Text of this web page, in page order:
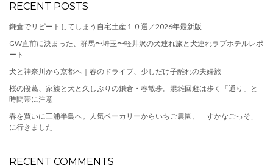
RECENT POSTS
鎌倉でリピートしてしまう自宅土産１０選／2026年最新版
GW直前に決まった、群馬〜埼玉〜軽井沢の犬連れ旅と犬連れラブホテルレポ
ート
犬と神奈川から京都へ｜春のドライブ、少しだけ子離れの夫婦旅
桜の段葛、家族と犬と久しぶりの鎌倉・春散歩。混雑回避は歩く「通り」と
時間帯に注意
春を買いに三浦半島へ。人気ベーカリーからいちご農園、「すかなごっそ」
に行きました
RECENT COMMENTS